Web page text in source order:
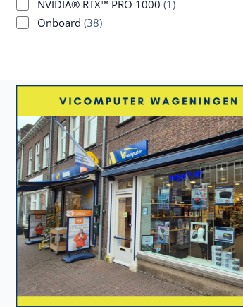
NVIDIA® RTX™ PRO 1000 (1)
Onboard (38)